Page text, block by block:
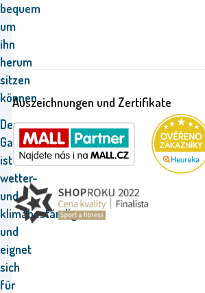
bequem
um
ihn
herum
sitzen
können.
Der
Gartentisch
ist
wetter-
und
klimabeständig
und
eignet
sich
für
Auszeichnungen und Zertifikate